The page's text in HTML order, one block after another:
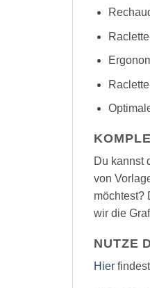
Du kannst
von
möchtest?
wir die
NUTZE
Hier